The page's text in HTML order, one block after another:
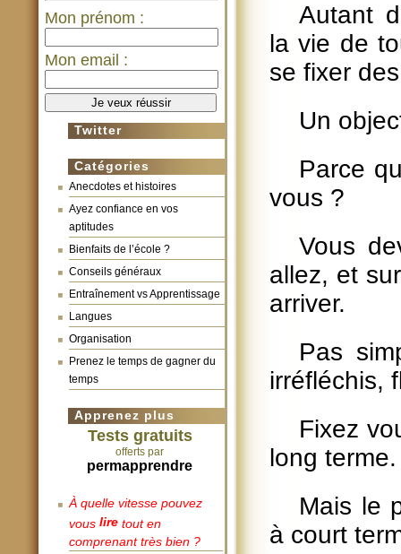
Mon prénom :
Mon email :
Twitter
Catégories
Anecdotes et histoires
Ayez confiance en vos
aptitudes
Bienfaits de l’école ?
Conseils généraux
Entraînement vs Apprentissage
Langues
Organisation
Prenez le temps de gagner du
temps
Apprenez plus
Tests gratuits
offerts par
permapprendre
À quelle vitesse pouvez
vous lire tout en
comprenant très bien ?
Autant
la vie de
se fixer
Un
Parce
vous ?
Vous
allez, et
arriver.
Pas
irréfléchis,
Fixez
long terme.
Mais le
à court